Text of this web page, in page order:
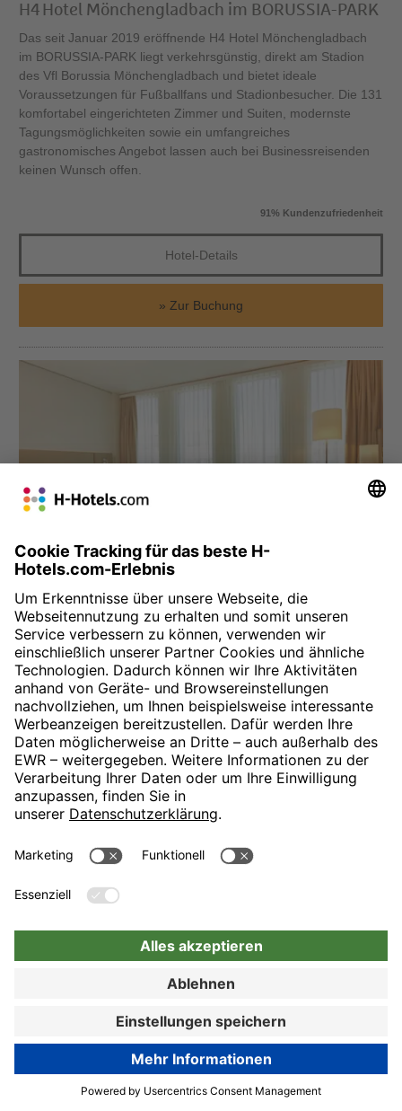
H4 Hotel Mönchengladbach im BORUSSIA-PARK
Das seit Januar 2019 eröffnende H4 Hotel Mönchengladbach
im BORUSSIA-PARK liegt verkehrsgünstig, direkt am Stadion
des Vfl Borussia Mönchengladbach und bietet ideale
Voraussetzungen für Fußballfans und Stadionbesucher. Die 131
komfortabel eingerichteten Zimmer und Suiten, modernste
Tagungsmöglichkeiten sowie ein umfangreiches
gastronomisches Angebot lassen auch bei Businessreisenden
keinen Wunsch offen.
91% Kundenzufriedenheit
Hotel-Details
Zur Buchung
München
H4 Hotel München Messe
Das H4 Hotel befindet sich direkt gegenüber der Messe
München mit direktem U-Bahn-Anschluss an die Münchner
Innenstadt. Unser Haus ist idealer Ausgangspunkt für Ihren
Messebesuch, Ihre Geschäftsreise oder Ihren Münchenbesuch.
Hotel-Details
Zur Buchung